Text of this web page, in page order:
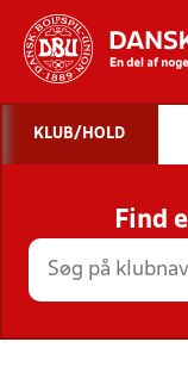
KLUB/HOLD
Find